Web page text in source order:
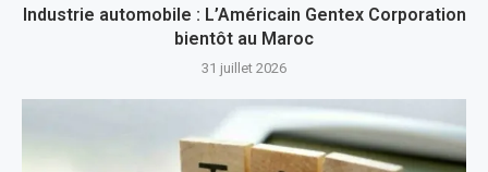
Industrie automobile : L’Américain Gentex Corporation
bientôt au Maroc
31 juillet 2026